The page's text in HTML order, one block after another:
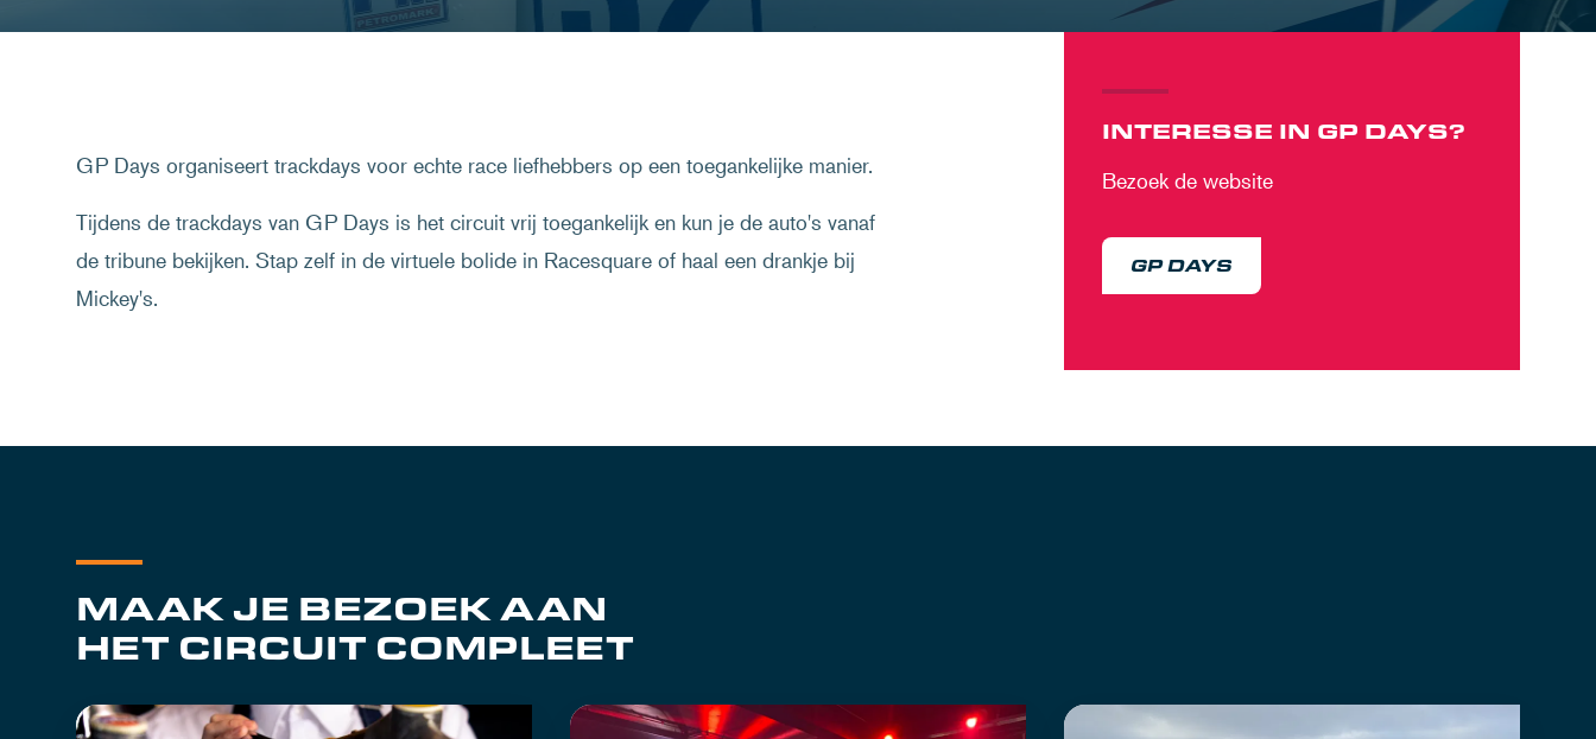
GP Days organiseert trackdays voor echte race liefhebbers op een toegankelijke manier.
Tijdens de trackdays van GP Days is het circuit vrij toegankelijk en kun je de auto's vanaf
de tribune bekijken. Stap zelf in de virtuele bolide in Racesquare of haal een drankje bij
Mickey's.
INTERESSE IN GP DAYS?
Bezoek de website
GP DAYS
MAAK JE BEZOEK AAN
HET CIRCUIT COMPLEET